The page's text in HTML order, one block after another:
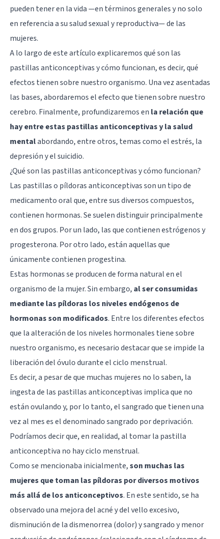
pueden tener en la vida —en términos generales y no solo
en referencia a su salud sexual y reproductiva— de las
mujeres.
A lo largo de este artículo explicaremos qué son las
pastillas anticonceptivas y cómo funcionan, es decir, qué
efectos tienen sobre nuestro organismo. Una vez asentadas
las bases, abordaremos el efecto que tienen sobre nuestro
cerebro. Finalmente, profundizaremos en la relación que
hay entre estas pastillas anticonceptivas y lasalud
mentalabordando, entre otros, temas como el estrés, la
depresión y el suicidio.
¿Qué son las pastillas anticonceptivas y cómo funcionan?
Las pastillas o píldoras anticonceptivas son un tipo de
medicamento oral que, entre sus diversos compuestos,
contienen hormonas. Se suelen distinguir principalmente
en dos grupos. Por un lado, las que contienen estrógenos y
progesterona. Por otro lado, están aquellas que
únicamente contienen progestina.
Estas hormonas se producen de forma natural en el
organismo de la mujer. Sin embargo, al ser consumidas
mediante las píldoras los niveles endógenos de
hormonas son modificados. Entre los diferentes efectos
que la alteración de los niveles hormonales tiene sobre
nuestro organismo, es necesario destacar que se impide la
liberación del óvulo durante el ciclo menstrual.
Es decir, a pesar de que muchas mujeres no lo saben, la
ingesta de las pastillas anticonceptivas implica que no
están ovulando y, por lo tanto, el sangrado que tienen una
vez al mes es el denominado sangrado por deprivación.
Podríamos decir que, en realidad, al tomar la pastilla
anticonceptiva no hay ciclo menstrual.
Como se mencionaba inicialmente,son muchas las
mujeres que toman las píldoras por diversos motivos
más allá de los anticonceptivos. En este sentido, se ha
observado una mejora del acné y del vello excesivo,
disminución de la dismenorrea (dolor) y sangrado y menor